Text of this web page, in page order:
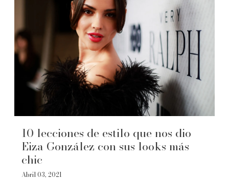
10 lecciones de estilo que nos dio
Eiza González con sus looks más
chic
Abril 03, 2021